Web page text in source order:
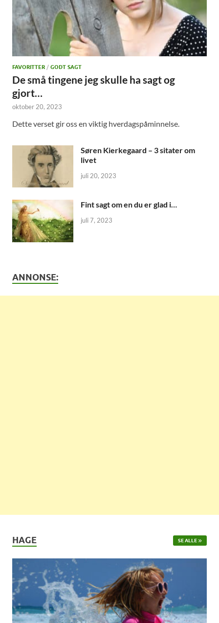
FAVORITTER / GODT SAGT
De små tingene jeg skulle ha sagt og
gjort…
oktober 20, 2023
Dette verset gir oss en viktig hverdagspåminnelse.
Søren Kierkegaard – 3 sitater om
livet
juli 20, 2023
Fint sagt om en du er glad i…
juli 7, 2023
ANNONSE:
HAGE SE ALLE